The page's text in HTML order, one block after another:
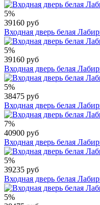
5%
39160 руб
Входная дверь белая
5%
39160 руб
Входная дверь белая
5%
38475 руб
Входная дверь белая
7%
40900 руб
Входная дверь белая
5%
39235 руб
Входная дверь белая
5%